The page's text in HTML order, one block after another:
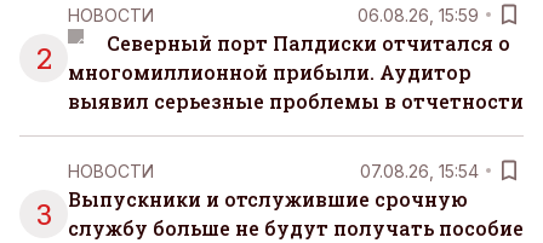
2
НОВОСТИ 06.08.26, 15:59
Северный порт Палдиски отчитался о
многомиллионной прибыли. Аудитор
выявил серьезные проблемы в отчетности
3
НОВОСТИ 07.08.26, 15:54
Выпускники и отслужившие срочную
службу больше не будут получать пособие